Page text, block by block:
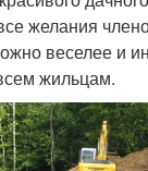
желания
веселее и
жильцам.